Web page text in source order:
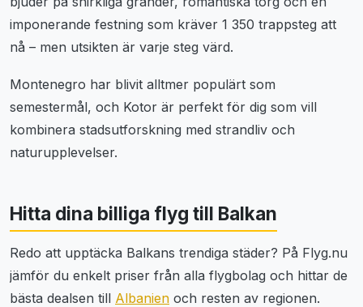
imponerande festning som kräver 1 350 trappsteg att
nå – men utsikten är varje steg värd.
Montenegro har blivit alltmer populärt som
semestermål, och Kotor är perfekt för dig som vill
kombinera stadsutforskning med strandliv och
naturupplevelser.
Hitta dina billiga flyg till Balkan
Redo att upptäcka Balkans trendiga städer? På Flyg.nu
jämför du enkelt priser från alla flygbolag och hittar de
bästa dealsen till Albanien och resten av regionen.